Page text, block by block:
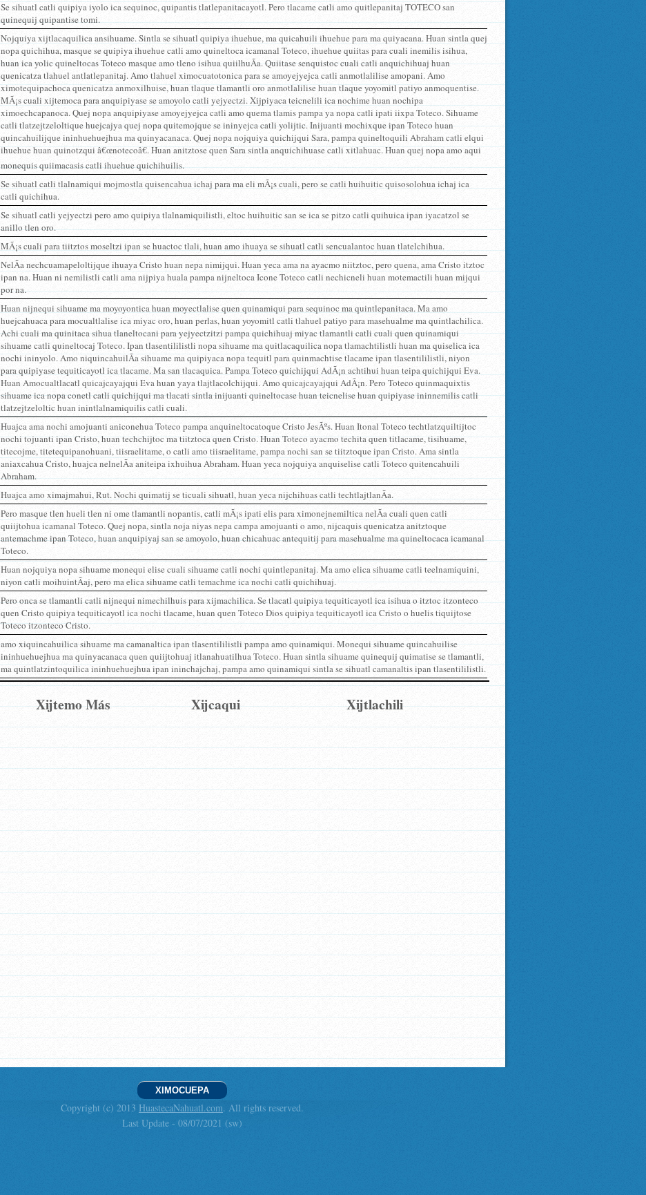
Se sihuatl catli quipiya iyolo ica sequinoc, quipantis tlatlepanitacayotl. Pero tlacame catli amo quitlepanitaj TOTECO san
quinequij quipantise tomi.
Nojquiya xijtlacaquilica ansihuame. Sintla se sihuatl quipiya ihuehue, ma quicahuili ihuehue para ma quiyacana. Huan sintla quej
nopa quichihua, masque se quipiya ihuehue catli amo quineltoca icamanal Toteco, ihuehue quiitas para cuali inemilis isihua,
huan ica yolic quineltocas Toteco masque amo tleno isihua quiilhuÃ­a. Quiitase senquistoc cuali catli anquichihuaj huan
quenicatza tlahuel antlatlepanitaj. Amo tlahuel ximocuatotonica para se amoyejyejca catli anmotlalilise amopani. Amo
ximotequipachoca quenicatza anmoxilhuise, huan tlaque tlamantli oro anmotlalilise huan tlaque yoyomitl patiyo anmoquentise.
MÃ¡s cuali xijtemoca para anquipiyase se amoyolo catli yejyectzi. Xijpiyaca teicnelili ica nochime huan nochipa
ximoechcapanoca. Quej nopa anquipiyase amoyejyejca catli amo quema tlamis pampa ya nopa catli ipati iixpa Toteco. Sihuame
catli tlatzejtzeloltique huejcajya quej nopa quitemojque se ininyejca catli yolijtic. Inijuanti mochixque ipan Toteco huan
quincahuilijque ininhuehuejhua ma quinyacanaca. Quej nopa nojquiya quichijqui Sara, pampa quineltoquili Abraham catli elqui
ihuehue huan quinotzqui â€œnotecoâ€. Huan anitztose quen Sara sintla anquichihuase catli xitlahuac. Huan quej nopa amo aqui
monequis quiimacasis catli ihuehue quichihuilis.
Se sihuatl catli tlalnamiqui mojmostla quisencahua ichaj para ma eli mÃ¡s cuali, pero se catli huihuitic quisosolohua ichaj ica
catli quichihua.
Se sihuatl catli yejyectzi pero amo quipiya tlalnamiquilistli, eltoc huihuitic san se ica se pitzo catli quihuica ipan iyacatzol se
anillo tlen oro.
MÃ¡s cuali para tiitztos moseltzi ipan se huactoc tlali, huan amo ihuaya se sihuatl catli sencualantoc huan tlatelchihua.
NelÃ­a nechcuamapeloltijque ihuaya Cristo huan nepa nimijqui. Huan yeca ama na ayacmo niitztoc, pero quena, ama Cristo itztoc
ipan na. Huan ni nemilistli catli ama nijpiya huala pampa nijneltoca Icone Toteco catli nechicneli huan motemactili huan mijqui
por na.
Huan nijnequi sihuame ma moyoyontica huan moyectlalise quen quinamiqui para sequinoc ma quintlepanitaca. Ma amo
huejcahuaca para mocualtlalise ica miyac oro, huan perlas, huan yoyomitl catli tlahuel patiyo para masehualme ma quintlachilica.
Achi cuali ma quinitaca sihua tlaneltocani para yejyectzitzi pampa quichihuaj miyac tlamantli catli cuali quen quinamiqui
sihuame catli quineltocaj Toteco. Ipan tlasentililistli nopa sihuame ma quitlacaquilica nopa tlamachtilistli huan ma quiselica ica
nochi ininyolo. Amo niquincahuilÃ­a sihuame ma quipiyaca nopa tequitl para quinmachtise tlacame ipan tlasentililistli, niyon
para quipiyase tequiticayotl ica tlacame. Ma san tlacaquica. Pampa Toteco quichijqui AdÃ¡n achtihui huan teipa quichijqui Eva.
Huan Amocualtlacatl quicajcayajqui Eva huan yaya tlajtlacolchijqui. Amo quicajcayajqui AdÃ¡n. Pero Toteco quinmaquixtis
sihuame ica nopa conetl catli quichijqui ma tlacati sintla inijuanti quineltocase huan teicnelise huan quipiyase ininnemilis catli
tlatzejtzeloltic huan inintlalnamiquilis catli cuali.
Huajca ama nochi amojuanti aniconehua Toteco pampa anquineltocatoque Cristo JesÃºs. Huan Itonal Toteco techtlatzquiltijtoc
nochi tojuanti ipan Cristo, huan techchijtoc ma tiitztoca quen Cristo. Huan Toteco ayacmo techita quen titlacame, tisihuame,
titecojme, titetequipanohuani, tiisraelitame, o catli amo tiisraelitame, pampa nochi san se tiitztoque ipan Cristo. Ama sintla
aniaxcahua Cristo, huajca nelnelÃ­a aniteipa ixhuihua Abraham. Huan yeca nojquiya anquiselise catli Toteco quitencahuili
Abraham.
Huajca amo ximajmahui, Rut. Nochi quimatij se ticuali sihuatl, huan yeca nijchihuas catli techtlajtlanÃ­a.
Pero masque tlen hueli tlen ni ome tlamantli nopantis, catli mÃ¡s ipati elis para ximonejnemiltica nelÃ­a cuali quen catli
quiijtohua icamanal Toteco. Quej nopa, sintla noja niyas nepa campa amojuanti o amo, nijcaquis quenicatza anitztoque
antemachme ipan Toteco, huan anquipiyaj san se amoyolo, huan chicahuac antequitij para masehualme ma quineltocaca icamanal
Toteco.
Huan nojquiya nopa sihuame monequi elise cuali sihuame catli nochi quintlepanitaj. Ma amo elica sihuame catli teelnamiquini,
niyon catli moihuintÃ­aj, pero ma elica sihuame catli temachme ica nochi catli quichihuaj.
Pero onca se tlamantli catli nijnequi nimechilhuis para xijmachilica. Se tlacatl quipiya tequiticayotl ica isihua o itztoc itzonteco
quen Cristo quipiya tequiticayotl ica nochi tlacame, huan quen Toteco Dios quipiya tequiticayotl ica Cristo o huelis tiquijtose
Toteco itzonteco Cristo.
amo xiquincahuilica sihuame ma camanaltica ipan tlasentililistli pampa amo quinamiqui. Monequi sihuame quincahuilise
ininhuehuejhua ma quinyacanaca quen quiijtohuaj itlanahuatilhua Toteco. Huan sintla sihuame quinequij quimatise se tlamantli,
ma quintlatzintoquilica ininhuehuejhua ipan ininchajchaj, pampa amo quinamiqui sintla se sihuatl camanaltis ipan tlasentililistli.
Xijtemo Más Xijcaqui Xijtlachili
XIMOCUEPA
Copyright (c) 2013 HuastecaNahuatl.com. All rights reserved.
Last Update - 08/07/2021 (sw)